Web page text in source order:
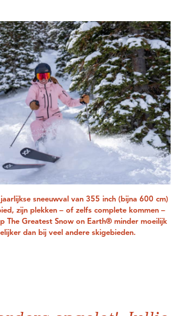
sneeuwval van 355 inch (bijna 600 cm)
zijn plekken – of zelfs complete kommen –
The Greatest Snow on Earth® minder moeilijk
dan bij veel andere skigebieden.